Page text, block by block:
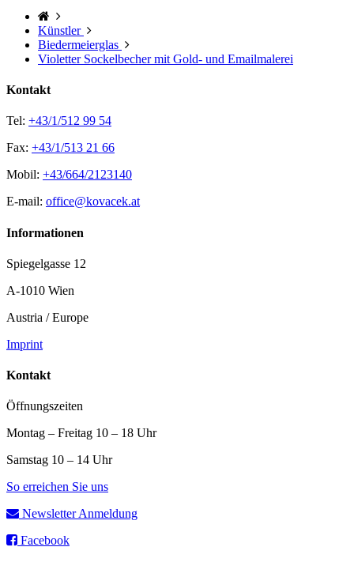
Künstler
Biedermeierglas
Violetter Sockelbecher mit Gold- und Emailmalerei
Kontakt
Tel: +43/1/512 99 54
Fax: +43/1/513 21 66
Mobil: +43/664/2123140
E-mail: office@kovacek.at
Informationen
Spiegelgasse 12
A-1010 Wien
Austria / Europe
Imprint
Kontakt
Öffnungszeiten
Montag – Freitag 10 – 18 Uhr
Samstag 10 – 14 Uhr
So erreichen Sie uns
Newsletter Anmeldung
Facebook